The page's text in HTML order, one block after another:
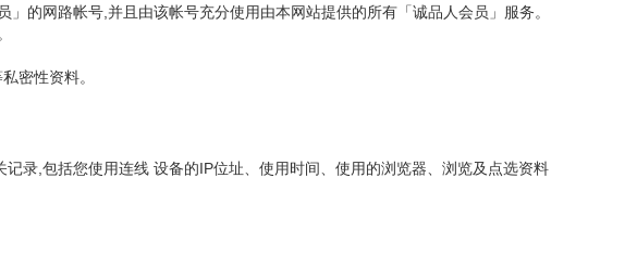
的网路帐号,并且由该帐号充分使用由本网站提供的所有「诚品人会员」服务。
密性资料。
录,包括您使用连线 设备的IP位址、使用时间、使用的浏览器、浏览及点选资料